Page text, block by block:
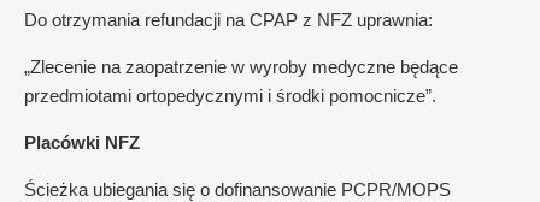
Do otrzymania refundacji na CPAP z NFZ uprawnia:
„Zlecenie na zaopatrzenie w wyroby medyczne będące
przedmiotami ortopedycznymi i środki pomocnicze”.
Placówki NFZ
Ścieżka ubiegania się o dofinansowanie PCPR/MOPS